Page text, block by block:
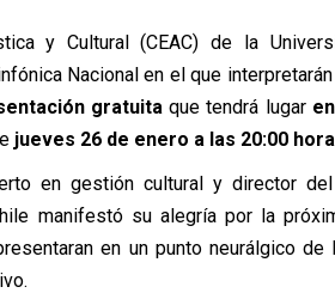
y Cultural (CEAC) de la
Nacional en el que
gratuita que tendrá lugaren
jueves 26 de enero a las 20:00
en gestión cultural y director del
manifestó su alegría por la
en un punto neurálgico de